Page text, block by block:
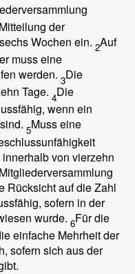
der
Wochen ein. 2Auf
muss eine
werden. 3Die
Tage. 4Die
wenn ein
5Muss eine
von vierzehn
Rücksicht auf die Zahl
sofern in der
wurde. 6Für die
einfache Mehrheit der
sofern sich aus der